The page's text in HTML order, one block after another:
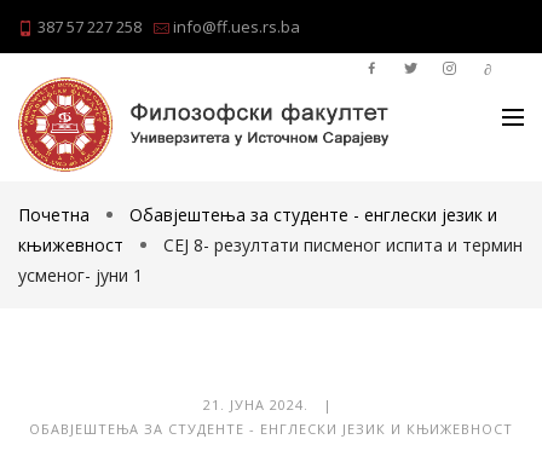
387 57 227 258 info@ff.ues.rs.ba
Почетна
Обавјештења за студенте - енглески језик и
књижевност
СЕЈ 8- резултати писменог испита и термин
усменог- јуни 1
21. ЈУНА 2024. |
ОБАВЈЕШТЕЊА ЗА СТУДЕНТЕ - ЕНГЛЕСКИ ЈЕЗИК И КЊИЖЕВНОСТ